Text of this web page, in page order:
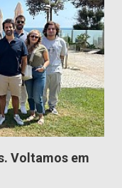
Voltamos em